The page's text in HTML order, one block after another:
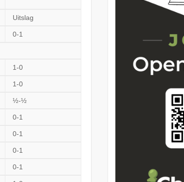
Uitslag
0-1
1-0
1-0
½-½
0-1
0-1
0-1
0-1